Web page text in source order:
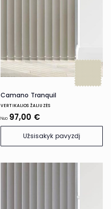
Camano Tranquil
VERTIKALIOS ŽALIUZĖS
Nuo 97,00 €
Užsisakyk pavyzdį